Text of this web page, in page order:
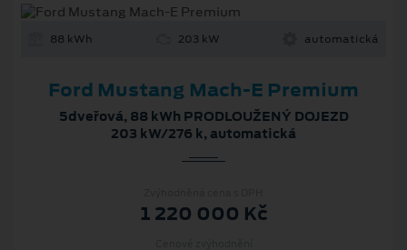
88 kWh 203 kW automatická
Ford Mustang Mach‑E Premium
5dveřová, 88 kWh PRODLOUŽENÝ DOJEZD
203 kW/276 k, automatická
1 220 000 Kč